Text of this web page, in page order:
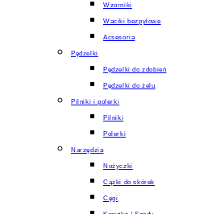
Wzorniki
Waciki bezpyłowe
Acsesoria
Pędzelki
Pędzelki do zdobień
Pędzelki do żelu
Pilniki i polerki
Pilniki
Polerki
Narzędzia
Nożyczki
Cążki do skórek
Cęgi